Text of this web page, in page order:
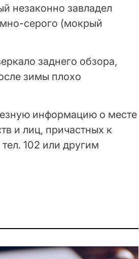
незаконно завладел
серого (мокрый
заднего обзора,
зимы плохо
информацию о месте
и лиц, причастных к
102 или другим